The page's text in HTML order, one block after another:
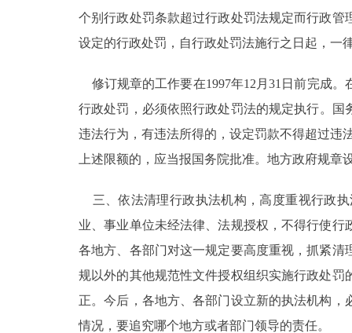
个别行政处罚条款超过行政处罚法规定而行政
设定的行政处罚，自行政处罚法施行之日起，一
修订规章的工作要在1997年12月31日前完成
行政处罚，必须依照行政处罚法的规定执行。
违法行为，有违法所得的，设定罚款不得超过违
上述限额的，应当报国务院批准。地方政府规
三、依法清理行政执法机构，高度重视行政
业、事业单位未经法律、法规授权，不得行使
各地方、各部门对这一规定要高度重视，抓紧
规以外的其他规范性文件授权组织实施行政处
正。今后，各地方、各部门设立新的执法机构
情况，要追究哪个地方或者部门领导的责任。